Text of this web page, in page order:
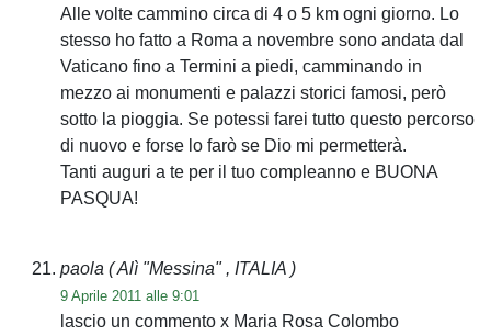
Alle volte cammino circa di 4 o 5 km ogni giorno. Lo
stesso ho fatto a Roma a novembre sono andata dal
Vaticano fino a Termini a piedi, camminando in
mezzo ai monumenti e palazzi storici famosi, però
sotto la pioggia. Se potessi farei tutto questo percorso
di nuovo e forse lo farò se Dio mi permetterà.
Tanti auguri a te per il tuo compleanno e BUONA
PASQUA!
paola ( Alì "Messina" , ITALIA )
9 Aprile 2011 alle 9:01
lascio un commento x Maria Rosa Colombo